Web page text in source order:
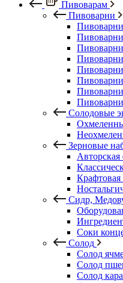
Пивоварам
Пивоварни
Солодовые
Зерновые
Авторская
Крафтовая
Сидр,
Соки
Солод
Солод
Солод
Солод